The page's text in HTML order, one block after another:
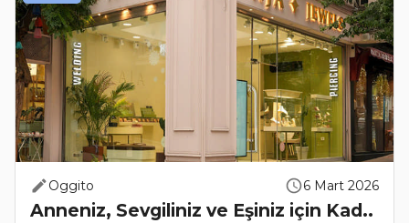
Oggito 6 Mart 2026
Anneniz, Sevgiliniz ve Eşiniz için Kad..